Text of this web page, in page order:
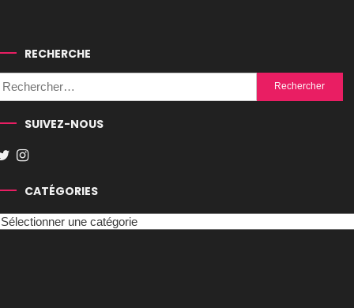
RECHERCHE
Rechercher :
SUIVEZ-NOUS
CATÉGORIES